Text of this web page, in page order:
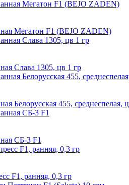
Мегатон F1 (BEJO ZADEN)
Слава 1305, цв 1 гр
Белорусская 455, среднеспелая,
СБ-3 F1
F1, ранняя, 0,3 гр